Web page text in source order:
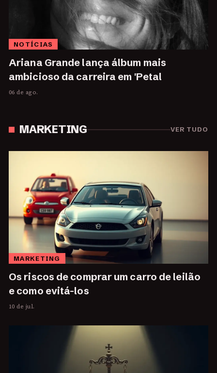
NOTÍCIAS
Ariana Grande lança álbum mais
ambicioso da carreira em 'Petal
06 de ago.
MARKETING VER TUDO
MARKETING
Os riscos de comprar um carro de leilão
e como evitá-los
10 de jul.